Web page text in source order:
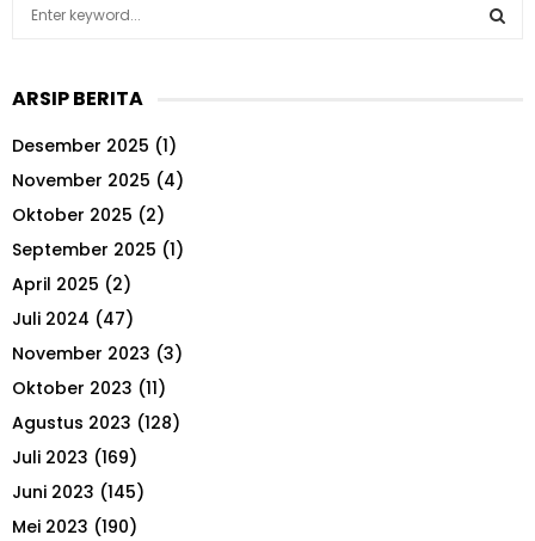
c
f
o
r
ARSIP BERITA
Desember 2025 (1)
November 2025 (4)
Oktober 2025 (2)
September 2025 (1)
April 2025 (2)
Juli 2024 (47)
November 2023 (3)
Oktober 2023 (11)
Agustus 2023 (128)
Juli 2023 (169)
Juni 2023 (145)
Mei 2023 (190)